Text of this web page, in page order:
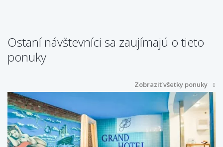
Ostaní návštevníci sa zaujímajú o tieto
ponuky
Zobraziť všetky ponuky